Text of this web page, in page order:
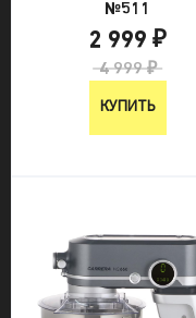
№511
2 999 ₽
4 999 ₽
КУПИТЬ